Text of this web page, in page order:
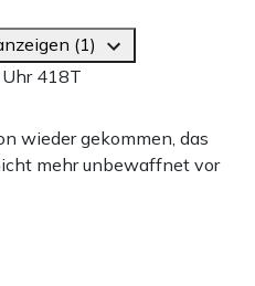
(1)
418T
wieder gekommen, das
mehr unbewaffnet vor